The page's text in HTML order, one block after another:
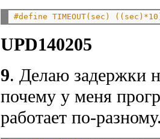
#define TIMEOUT(sec)
UPD140205
9. Делаю задержки
почему у меня
работает по-